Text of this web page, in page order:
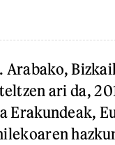
Arabako,
ari da,
Erakundeak,